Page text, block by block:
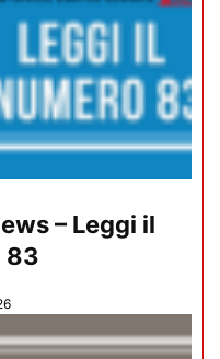
– Leggi il
83